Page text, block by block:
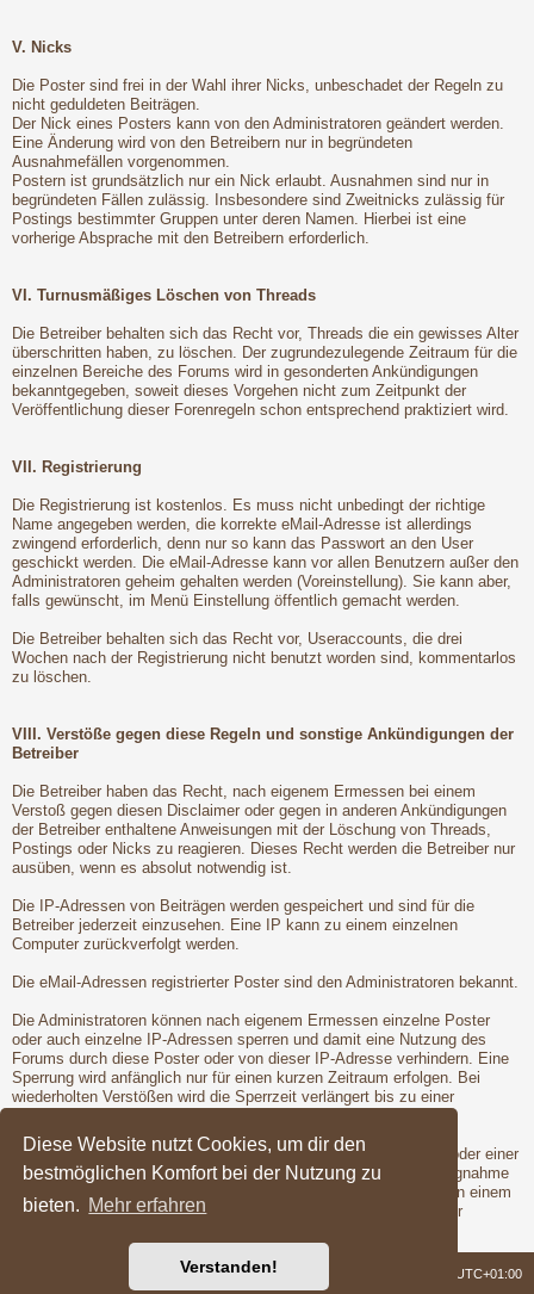
Diese Website nutzt Cookies, um dir den
bestmöglichen Komfort bei der Nutzung zu
bieten. Mehr erfahren
Verstanden!
V. Nicks
Die Poster sind frei in der Wahl ihrer Nicks, unbeschadet der Regeln zu
nicht geduldeten Beiträgen.
Der Nick eines Posters kann von den Administratoren geändert werden.
Eine Änderung wird von den Betreibern nur in begründeten
Ausnahmefällen vorgenommen.
Postern ist grundsätzlich nur ein Nick erlaubt. Ausnahmen sind nur in
begründeten Fällen zulässig. Insbesondere sind Zweitnicks zulässig für
Postings bestimmter Gruppen unter deren Namen. Hierbei ist eine
vorherige Absprache mit den Betreibern erforderlich.
VI. Turnusmäßiges Löschen von Threads
Die Betreiber behalten sich das Recht vor, Threads die ein gewisses Alter
überschritten haben, zu löschen. Der zugrundezulegende Zeitraum für die
einzelnen Bereiche des Forums wird in gesonderten Ankündigungen
bekanntgegeben, soweit dieses Vorgehen nicht zum Zeitpunkt der
Veröffentlichung dieser Forenregeln schon entsprechend praktiziert wird.
VII. Registrierung
Die Registrierung ist kostenlos. Es muss nicht unbedingt der richtige
Name angegeben werden, die korrekte eMail-Adresse ist allerdings
zwingend erforderlich, denn nur so kann das Passwort an den User
geschickt werden. Die eMail-Adresse kann vor allen Benutzern außer den
Administratoren geheim gehalten werden (Voreinstellung). Sie kann aber,
falls gewünscht, im Menü Einstellung öffentlich gemacht werden.
Die Betreiber behalten sich das Recht vor, Useraccounts, die drei
Wochen nach der Registrierung nicht benutzt worden sind, kommentarlos
zu löschen.
VIII. Verstöße gegen diese Regeln und sonstige Ankündigungen der
Betreiber
Die Betreiber haben das Recht, nach eigenem Ermessen bei einem
Verstoß gegen diesen Disclaimer oder gegen in anderen Ankündigungen
der Betreiber enthaltene Anweisungen mit der Löschung von Threads,
Postings oder Nicks zu reagieren. Dieses Recht werden die Betreiber nur
ausüben, wenn es absolut notwendig ist.
Die IP-Adressen von Beiträgen werden gespeichert und sind für die
Betreiber jederzeit einzusehen. Eine IP kann zu einem einzelnen
Computer zurückverfolgt werden.
Die eMail-Adressen registrierter Poster sind den Administratoren bekannt.
Die Administratoren können nach eigenem Ermessen einzelne Poster
oder auch einzelne IP-Adressen sperren und damit eine Nutzung des
Forums durch diese Poster oder von dieser IP-Adresse verhindern. Eine
Sperrung wird anfänglich nur für einen kurzen Zeitraum erfolgen. Bei
wiederholten Verstößen wird die Sperrzeit verlängert bis zu einer
Vor der Löschung eines Nicks oder der Sperrung eines Posters oder einer
IP-Adresse wird dem betroffenen Poster Gelegenheit zur Stellungnahme
gegeben. Dies ist jedoch nur dann möglich, wenn der Verstoß von einem
registrierten Poster begangen wird. Erst nach der Gelegenheit zur
UTC+01:00